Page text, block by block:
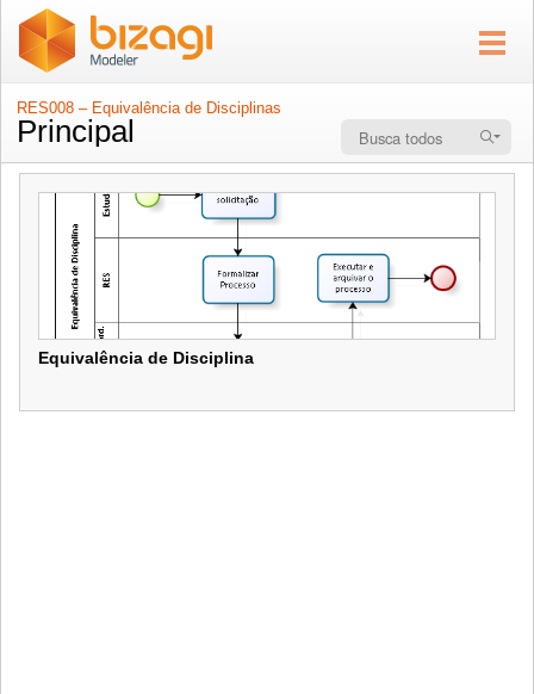
RES008 – Equivalência de Disciplinas
Principal
Equivalência de Disciplina